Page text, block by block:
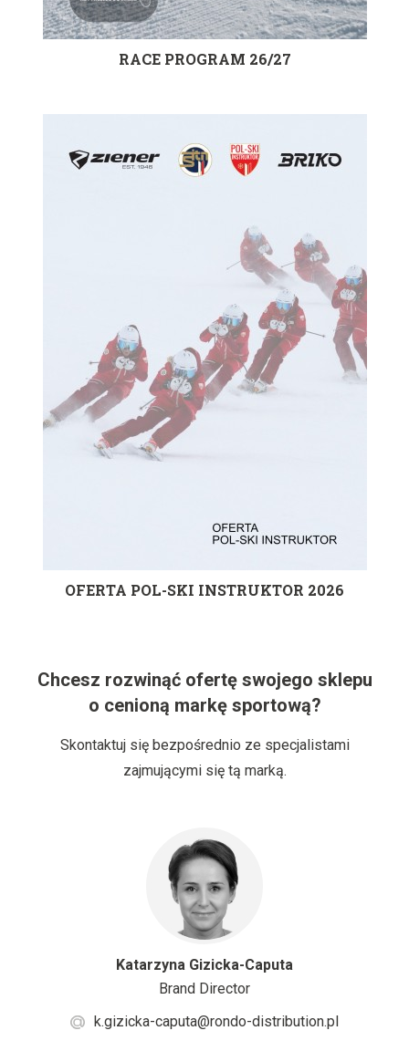
RACE PROGRAM 26/27
OFERTA POL-SKI INSTRUKTOR 2026
Chcesz rozwinąć ofertę swojego sklepu
o cenioną markę sportową?
Skontaktuj się bezpośrednio ze specjalistami
zajmującymi się tą marką.
Katarzyna Gizicka-Caputa
Brand Director
k.gizicka-caputa@rondo-distribution.pl